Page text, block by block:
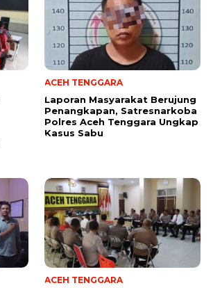
ACEH TENGGARA
Laporan Masyarakat Berujung
Penangkapan, Satresnarkoba
Polres Aceh Tenggara Ungkap
Kasus Sabu
ACEH TENGGARA